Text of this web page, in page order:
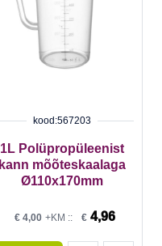
kood:567203
1L Polüpropüleenist
kann mõõteskaalaga
Ø110x170mm
€ 4,00 +KM :: € 4,96